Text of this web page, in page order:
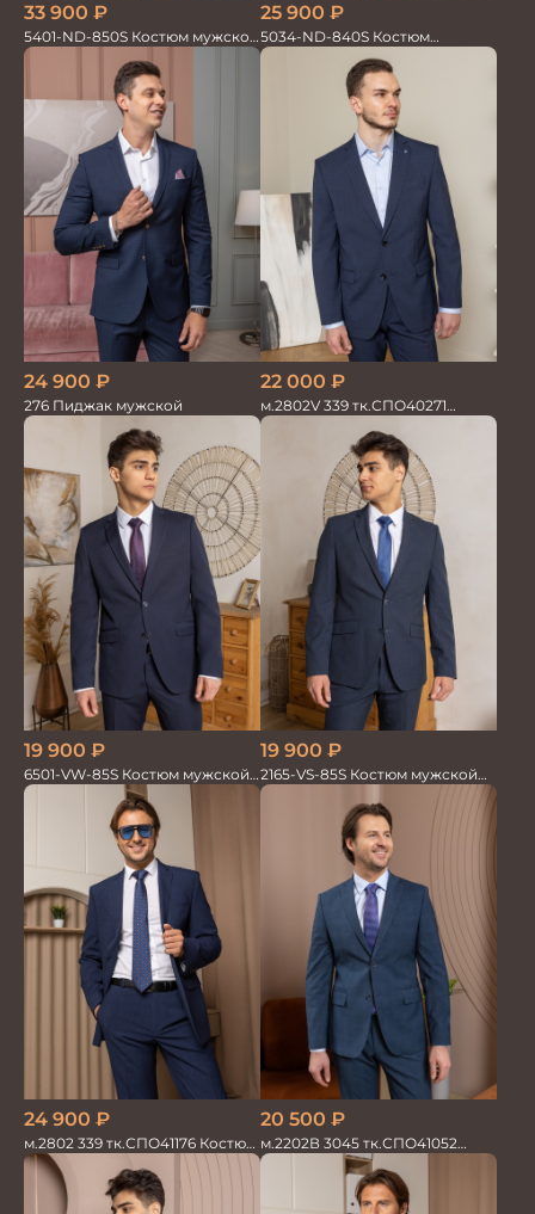
33 900 ₽
5401-ND-850S Костюм мужской
двойка
25 900 ₽
5034-ND-840S Костюм
мужской двойка
24 900 ₽
276 Пиджак мужской
22 000 ₽
м.2802V 339 тк.СПО40271
Костюм мужской
19 900 ₽
6501-VW-85S Костюм мужской
двойка
19 900 ₽
2165-VS-85S Костюм мужской
двойка
24 900 ₽
м.2802 339 тк.СПО41176 Костюм
мужской
20 500 ₽
м.2202В 3045 тк.СПО41052
Костюм мужской